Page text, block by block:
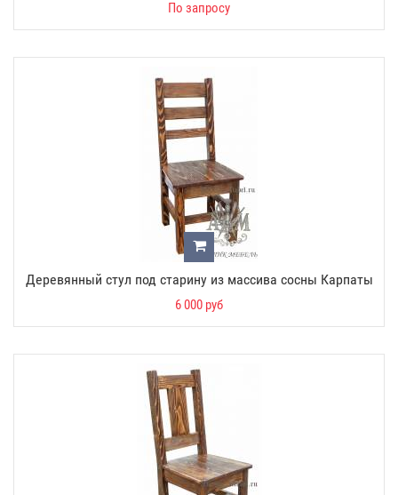
По запросу
Деревянный стул под старину из массива сосны Карпаты
6 000 руб